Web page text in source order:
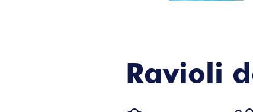
Ravioli